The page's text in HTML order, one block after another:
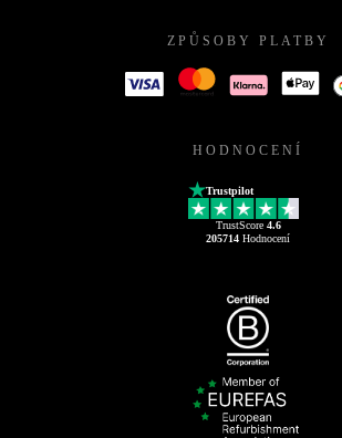
ZPŮSOBY PLATBY
HODNOCENÍ
Trustpilot
TrustScore 4.6
205714 Hodnocení